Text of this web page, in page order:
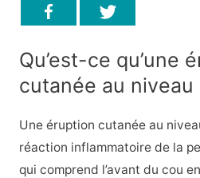
Qu’est-ce qu’une
cutanée au niveau
Une éruption cutanée au
réaction inflammatoire de la
qui comprend l’avant du cou